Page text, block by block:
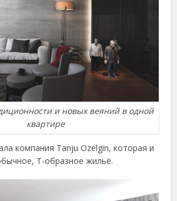
и новых веяний в одной
квартире
компания Tanju Ozelgin, которая и
Т-образное жильё.